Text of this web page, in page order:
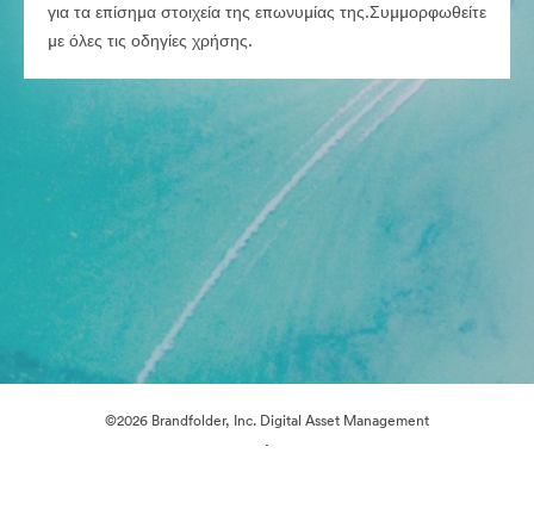
για τα επίσημα στοιχεία της επωνυμίας της.Συμμορφωθείτε
με όλες τις οδηγίες χρήσης.
©2026 Brandfolder, Inc. Digital Asset Management
·